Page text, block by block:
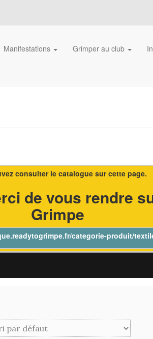
Manifestations Grimper au club
consulter le catalogue sur cette page.
de vous rendre
Grimpe
categorie-produit/